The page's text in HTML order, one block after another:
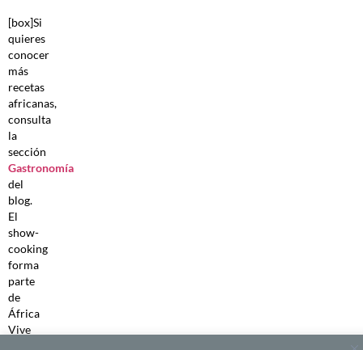
[box]Si
quieres
conocer
más
recetas
africanas,
consulta
la
sección
Gastronomía
del
blog.
El
show-
cooking
forma
parte
de
África
Vive